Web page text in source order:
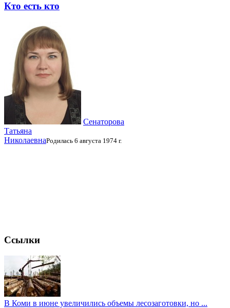
Кто есть кто
Сенаторова
Татьяна
НиколаевнаРодилась 6 августа 1974 г.
Ссылки
В Коми в июне увеличились объемы лесозаготовки, но ...